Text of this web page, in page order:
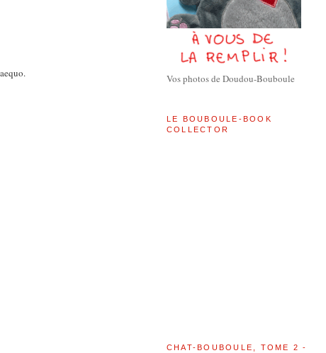
Vos photos de Doudou-Bouboule
LE BOUBOULE-BOOK
COLLECTOR
CHAT-BOUBOULE, TOME 2 -